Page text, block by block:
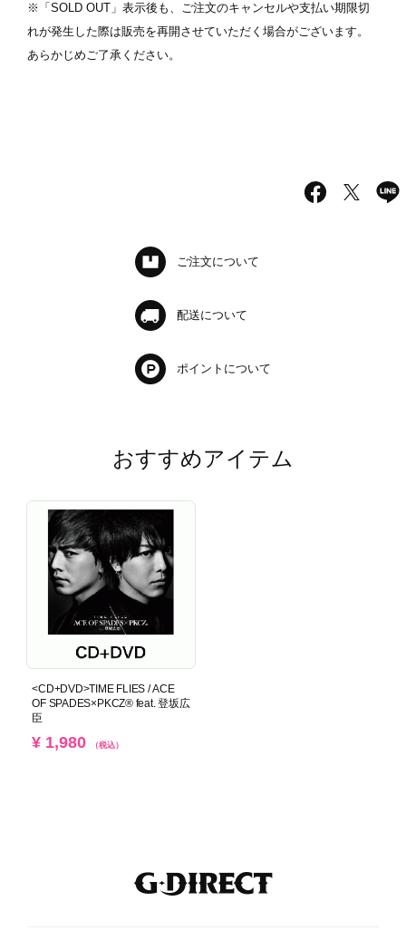
※「SOLD OUT」表示後も、ご注文のキャンセルや支払い期限切
れが発生した際は販売を再開させていただく場合がございます。
あらかじめご了承ください。
ご注文について
配送について
ポイントについて
おすすめアイテム
<CD+DVD>TIME FLIES / ACE
OF SPADES×PKCZ® feat. 登坂広
臣
¥ 1,980 （税込）